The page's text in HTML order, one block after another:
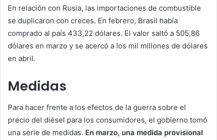
En relación con Rusia, las importaciones de combustible
se duplicaron con creces. En febrero, Brasil había
comprado al país 433,22 dólares. El valor saltó a 505,86
dólares en marzo y se acercó a los mil millones de dólares
en abril.
Medidas
Para hacer frente a los efectos de la guerra sobre el
precio del diésel para los consumidores, el gobierno tomó
una serie de medidas. En marzo, una medida provisional